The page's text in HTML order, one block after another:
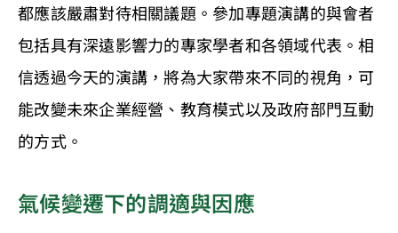
都應該嚴肅對待相關議題。參加專題演講的與會者
包括具有深遠影響力的專家學者和各領域代表。相
信透過今天的演講，將為大家帶來不同的視角，可
能改變未來企業經營、教育模式以及政府部門互動
的方式。
氣候變遷下的調適與因應